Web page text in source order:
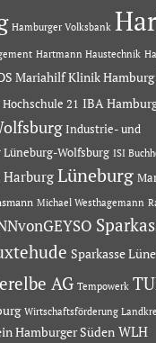
Hamburger Volksbank
Hartmann Haustechnik
Mariahilf Klinik Hamburg
Hochschule 21 IBA
Industrie- und
Wolfsburg ISI
Lüneburg
Michael Westhagemann
Sparkasse
AG Tempowerk
Wirtschaftsförderung
Hamburger Süden WLH